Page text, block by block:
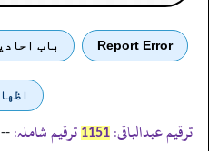
Report Error باب
ترقیم عبدالباقی: 1151 ترقیم شاملہ: --